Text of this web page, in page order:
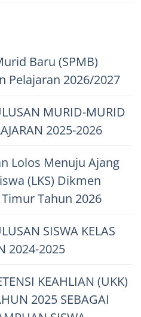
Baru (SPMB)
Pelajaran 2026/2027
MURID-MURID
2025-2026
Lolos Menuju Ajang
(LKS) Dikmen
Tahun 2026
SISWA KELAS
2024-2025
KEAHLIAN (UKK)
2025 SEBAGAI